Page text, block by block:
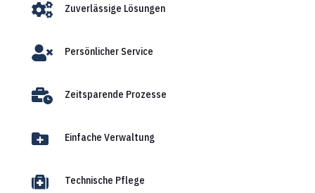
 Zuverlässige Lösungen
 Persönlicher Service
 Zeitsparende Prozesse
 Einfache Verwaltung
 Technische Pflege